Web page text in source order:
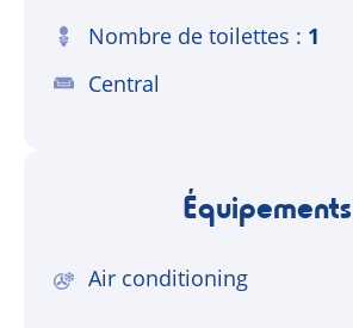
Nombre de toilettes
1
Central
Équipements
Air conditioning